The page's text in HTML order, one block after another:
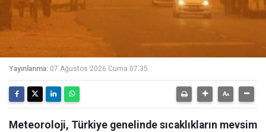
Yayınlanma: 07 Ağustos 2026 Cuma 07:35
Meteoroloji, Türkiye genelinde sıcaklıkların mevsim